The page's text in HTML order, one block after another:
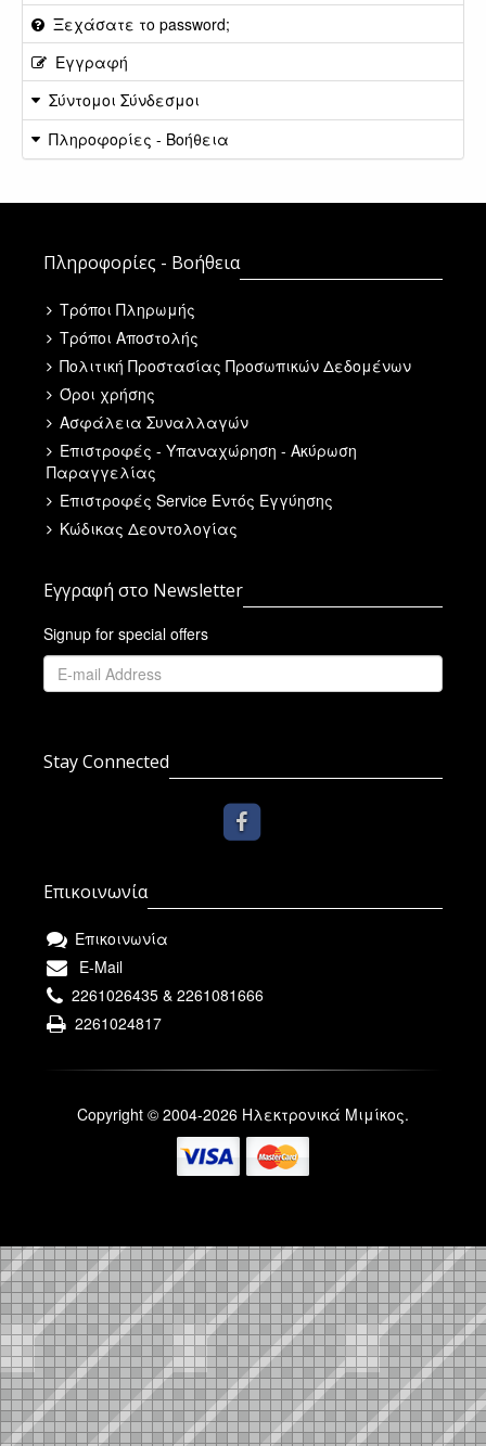
Ξεχάσατε το password;
Εγγραφή
Σύντομοι Σύνδεσμοι
Πληροφορίες - Βοήθεια
Πληροφορίες - Βοήθεια
Τρόποι Πληρωμής
Τρόποι Αποστολής
Πολιτική Προστασίας Προσωπικών Δεδομένων
Όροι χρήσης
Ασφάλεια Συναλλαγών
Επιστροφές - Υπαναχώρηση - Ακύρωση
Παραγγελίας
Επιστροφές Service Εντός Εγγύησης
Κώδικας Δεοντολογίας
Εγγραφή στο Newsletter
Signup for special offers
Stay Connected
Επικοινωνία
Επικοινωνία
E-Mail
2261026435 & 2261081666
2261024817
Copyright © 2004-2026 Ηλεκτρονικά Μιμίκος.